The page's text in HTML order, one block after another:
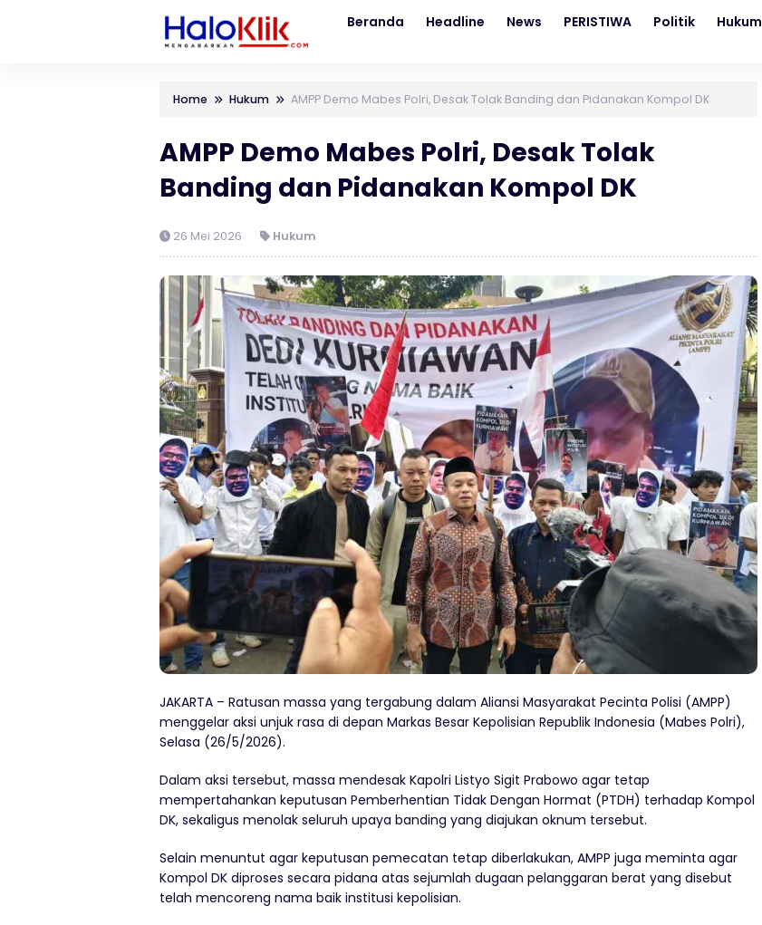
Beranda Headline News PERISTIWA Politik Hukum
Home Hukum AMPP Demo Mabes Polri, Desak Tolak Banding dan Pidanakan Kompol DK
AMPP Demo Mabes Polri, Desak Tolak
Banding dan Pidanakan Kompol DK
26 Mei 2026 Hukum
JAKARTA – Ratusan massa yang tergabung dalam Aliansi Masyarakat Pecinta Polisi (AMPP)
menggelar aksi unjuk rasa di depan Markas Besar Kepolisian Republik Indonesia (Mabes Polri),
Selasa (26/5/2026).
Dalam aksi tersebut, massa mendesak Kapolri Listyo Sigit Prabowo agar tetap
mempertahankan keputusan Pemberhentian Tidak Dengan Hormat (PTDH) terhadap Kompol
DK, sekaligus menolak seluruh upaya banding yang diajukan oknum tersebut.
Selain menuntut agar keputusan pemecatan tetap diberlakukan, AMPP juga meminta agar
Kompol DK diproses secara pidana atas sejumlah dugaan pelanggaran berat yang disebut
telah mencoreng nama baik institusi kepolisian.